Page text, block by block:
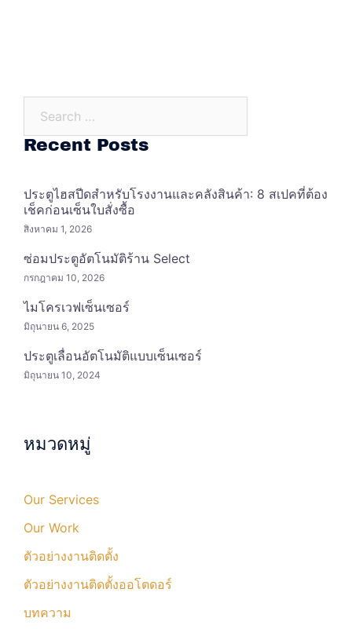
Recent Posts
ประตูไฮสปีดสำหรับโรงงานและคลังสินค้า: 8 สเปคที่ต้อง
เช็คก่อนเซ็นใบสั่งซื้อ
สิงหาคม 1, 2026
ซ่อมประตูอัตโนมัติร้าน Select
กรกฎาคม 10, 2026
ไมโครเวฟเซ็นเซอร์
มิถุนายน 6, 2025
ประตูเลื่อนอัตโนมัติแบบเซ็นเซอร์
มิถุนายน 10, 2024
หมวดหมู่
Our Services
Our Work
ตัวอย่างงานติดตั้ง
ตัวอย่างงานติดตั้งออโตดอร์
บทความ